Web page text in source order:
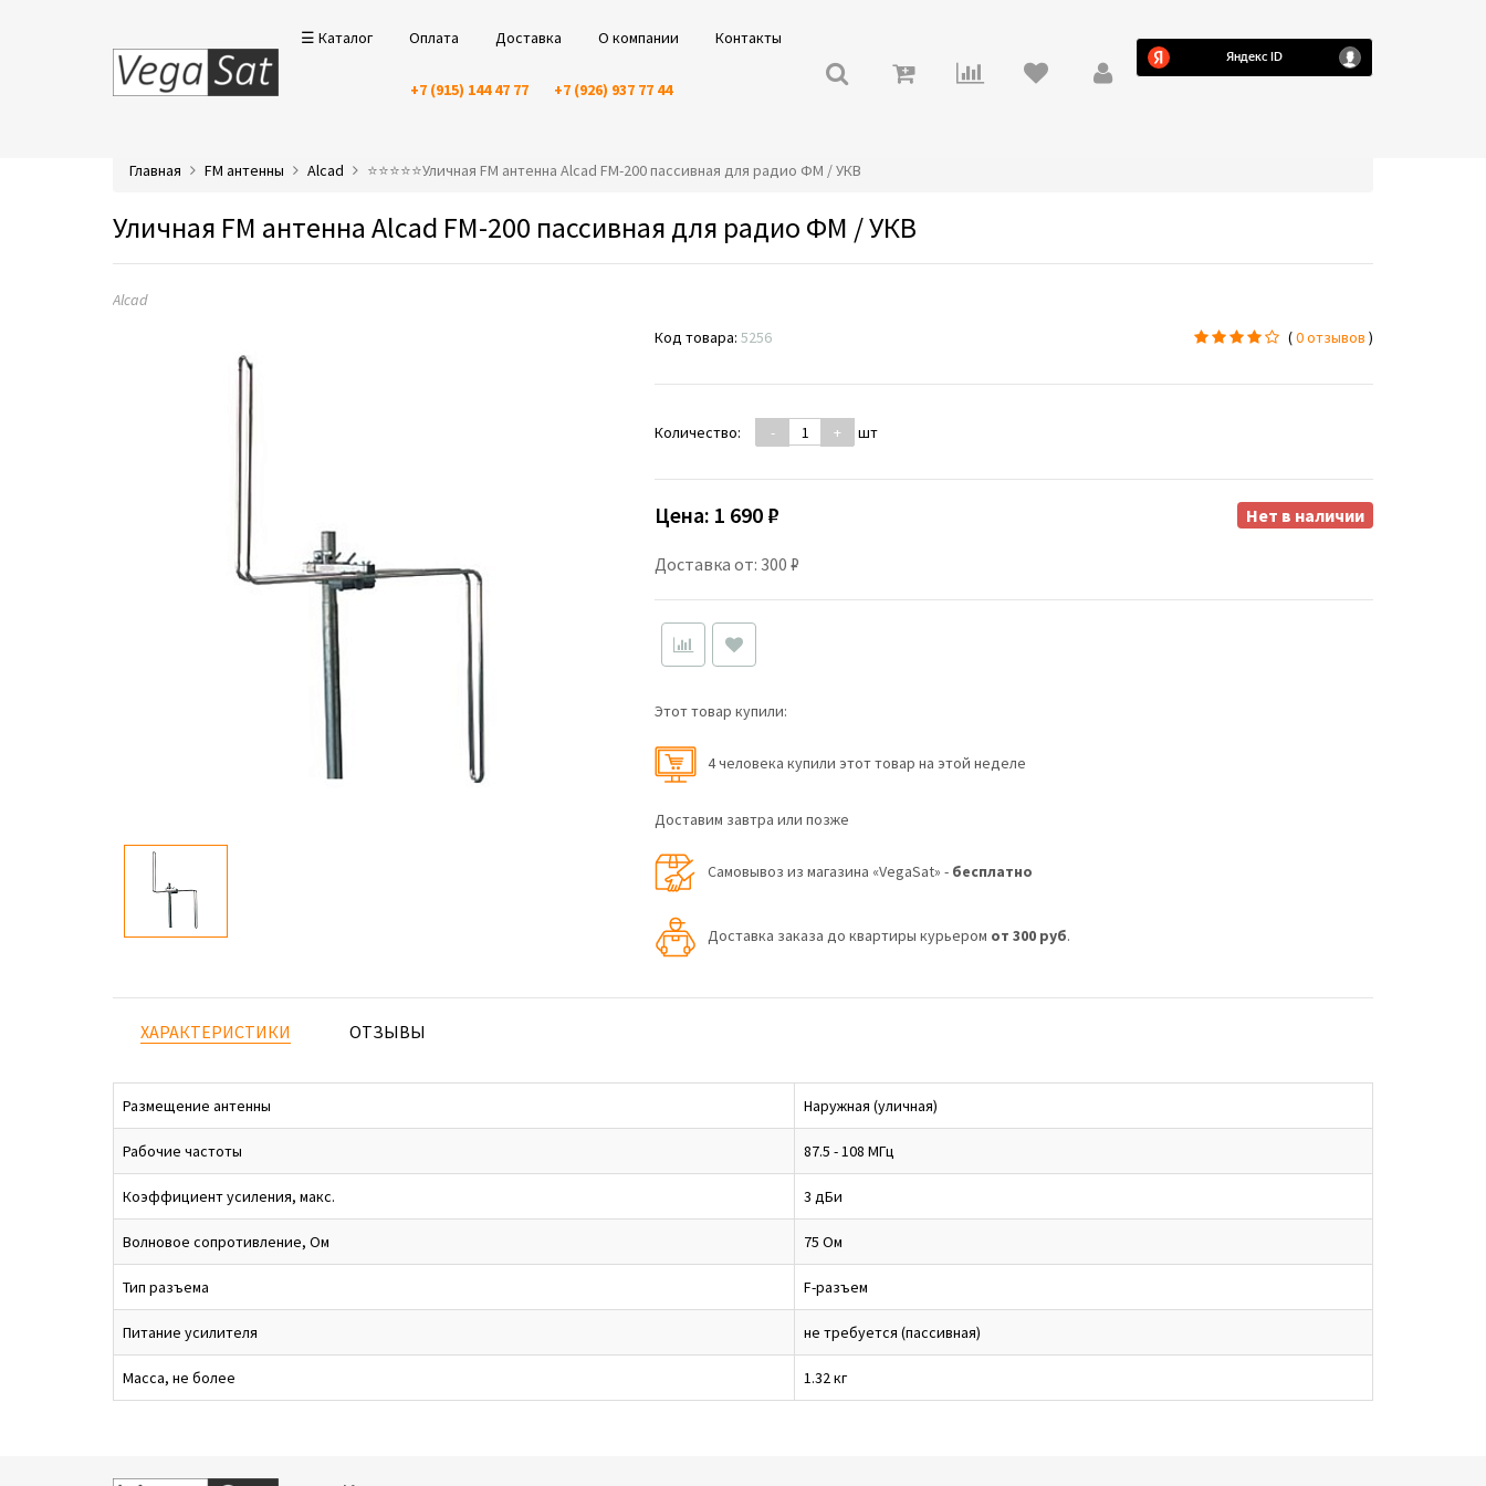
☰ Каталог Оплата Доставка О компании Контакты
+7 (915) 144 47 77 +7 (926) 937 77 44
Главная FM антенны Alcad ⭐️⭐️⭐️⭐️⭐️Уличная FM антенна Alcad FM-200 пассивная для радио ФМ / УКВ
Уличная FM антенна Alcad FM-200 пассивная для радио ФМ / УКВ
Alcad
Код товара:5256 (0 отзывов )
Количество: - + шт
Цена: 1 690 ₽
Доставка от: 300 ₽
Нет в наличии
Этот товар купили:
4 человекa купили этот товар на этой неделе
Доставим завтра или позже
Самовывоз из магазина «VegaSat» - бесплатно
Доставка заказа до квартиры курьером от 300 руб.
ХАРАКТЕРИСТИКИ ОТЗЫВЫ
Размещение антенны Наружная (уличная)
Рабочие частоты 87.5 - 108 МГц
Коэффициент усиления, макс. 3 дБи
Волновое сопротивление, Ом 75 Ом
Тип разъема F-разъем
Питание усилителя не требуется (пассивная)
Масса, не более 1.32 кг